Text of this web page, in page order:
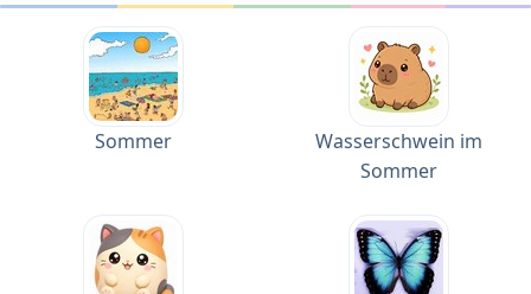
Sommer
Wasserschwein im
Sommer